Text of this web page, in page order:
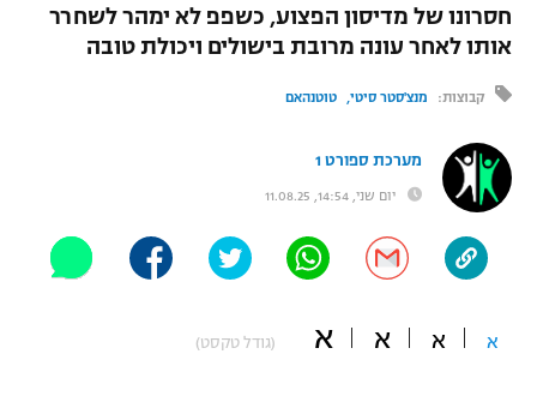
ברחבה
"מעל הליגה" – פודקאסט
"מחצית בשכונה" – פודקאסט
משתתפים וזוכים בפרסים
תקנון משתתפים וזוכים בפרסים
טניס
מכבי נתניה
בני יהודה
ליגה ברזילאית
ספורט אולימפי
UFC
היאבקות WWE
אופניים
ספורט מוטורי
חסרונו של מדיסון הפצוע, כשפפ לא ימהר לשחרר
אותו לאחר עונה מרובת בישולים ויכולת טובה
קבוצות: מנצ'סטר סיטי טוטנהאם
מערכת ספורט 1
יום שני, 14:54, 11.08.25
א א א א (גודל טקסט)